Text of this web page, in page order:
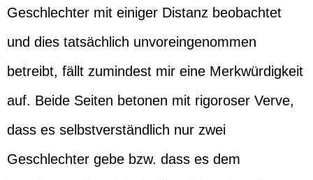
Geschlechter mit einiger Distanz beobachtet
und dies tatsächlich unvoreingenommen
betreibt, fällt zumindest mir eine Merkwürdigkeit
auf. Beide Seiten betonen mit rigoroser Verve,
dass es selbstverständlich nur zwei
Geschlechter gebe bzw. dass es dem